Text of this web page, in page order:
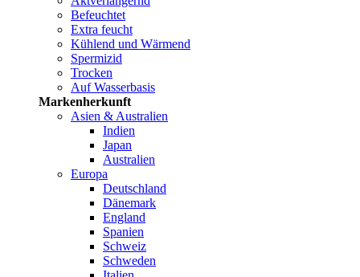
Befeuchtet
Extra feucht
Kühlend und Wärmend
Spermizid
Trocken
Auf Wasserbasis
Markenherkunft
Asien & Australien
Indien
Japan
Australien
Europa
Deutschland
Dänemark
England
Spanien
Schweiz
Schweden